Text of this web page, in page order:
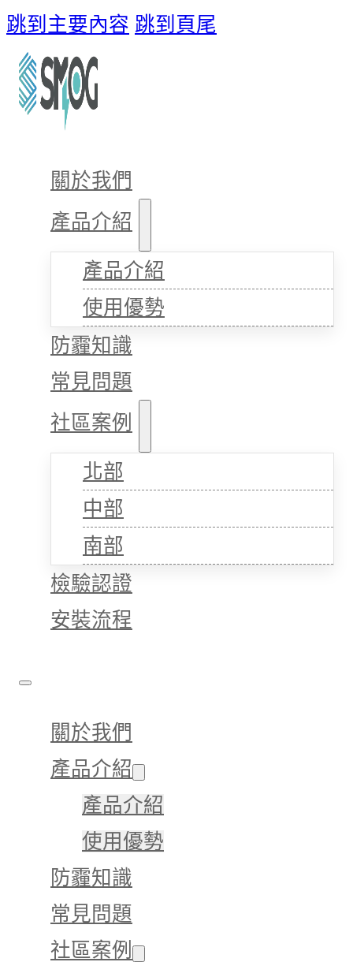
跳到主要內容 跳到頁尾
關於我們
產品介紹
產品介紹
使用優勢
防霾知識
常見問題
社區案例
北部
中部
南部
檢驗認證
安裝流程
關於我們
產品介紹
產品介紹
使用優勢
防霾知識
常見問題
社區案例